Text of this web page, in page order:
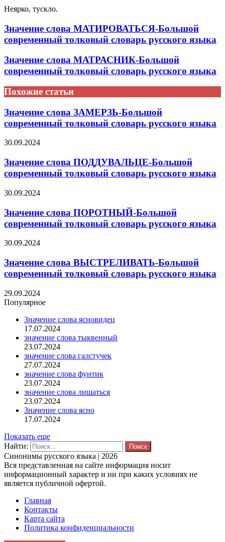
Неярко, тускло.
Значение слова МАТИРОВАТЬСЯ-Большой
современный толковый словарь русского языка
Значение слова МАТРАСНИК-Большой
современный толковый словарь русского языка
Похожие статьи
Значение слова ЗАМЕРЗЬ-Большой
современный толковый словарь русского языка
30.09.2024
Значение слова ПОДДУВАЛЬЦЕ-Большой
современный толковый словарь русского языка
30.09.2024
Значение слова ПОРОТНЫЙ-Большой
современный толковый словарь русского языка
30.09.2024
Значение слова ВЫСТРЕЛИВАТЬ-Большой
современный толковый словарь русского языка
29.09.2024
Популярное
Значение слова ясновидец
17.07.2024
значение слова тыквенный
23.07.2024
значение слова галстучек
27.07.2024
значение слова фунтик
23.07.2024
значение слова лишаться
23.07.2024
Значение слова ясно
17.07.2024
Показать еще
Найти:
Синонимы русского языка | 2026
Вся представленная на сайте информация носит
информационный характер и ни при каких условиях не
является публичной офертой.
Главная
Контакты
Карта сайта
Политика конфиденциальности